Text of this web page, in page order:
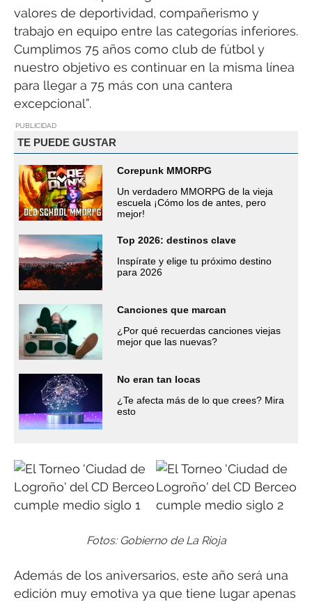
valores de deportividad, compañerismo y
trabajo en equipo entre las categorías inferiores.
Cumplimos 75 años como club de fútbol y
nuestro objetivo es continuar en la misma línea
para llegar a 75 más con una cantera
excepcional”.
PUBLICIDAD
TE PUEDE GUSTAR
Corepunk MMORPG
Un verdadero MMORPG de la vieja
escuela ¡Cómo los de antes, pero
mejor!
Top 2026: destinos clave
Inspírate y elige tu próximo destino
para 2026
Canciones que marcan
¿Por qué recuerdas canciones viejas
mejor que las nuevas?
No eran tan locas
¿Te afecta más de lo que crees? Mira
esto
Fotos: Gobierno de La Rioja
Además de los aniversarios, este año será una
edición muy emotiva ya que tiene lugar apenas